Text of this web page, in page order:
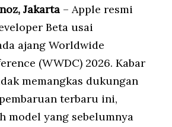
Jakarta – Apple resmi
Beta usai
ajang Worldwide
(WWDC) 2026. Kabar
memangkas dukungan
terbaru ini,
model yang sebelumnya